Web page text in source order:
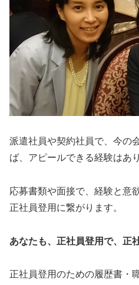
派遣社員や契約社員で、今の
ば、アピールできる経験はあ
応募書類や面接で、経験と意
正社員登用に繋がります。
あなたも、正社員登用で、正
正社員登用のための履歴書・